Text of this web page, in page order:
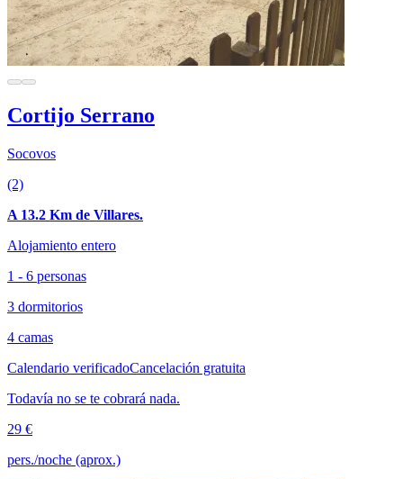
Cortijo Serrano
Socovos
(2)
A 13.2 Km de Villares.
Alojamiento entero
1 - 6 personas
3 dormitorios
4 camas
Calendario verificadoCancelación gratuita
Todavía no se te cobrará nada.
29 €
pers./noche (aprox.)